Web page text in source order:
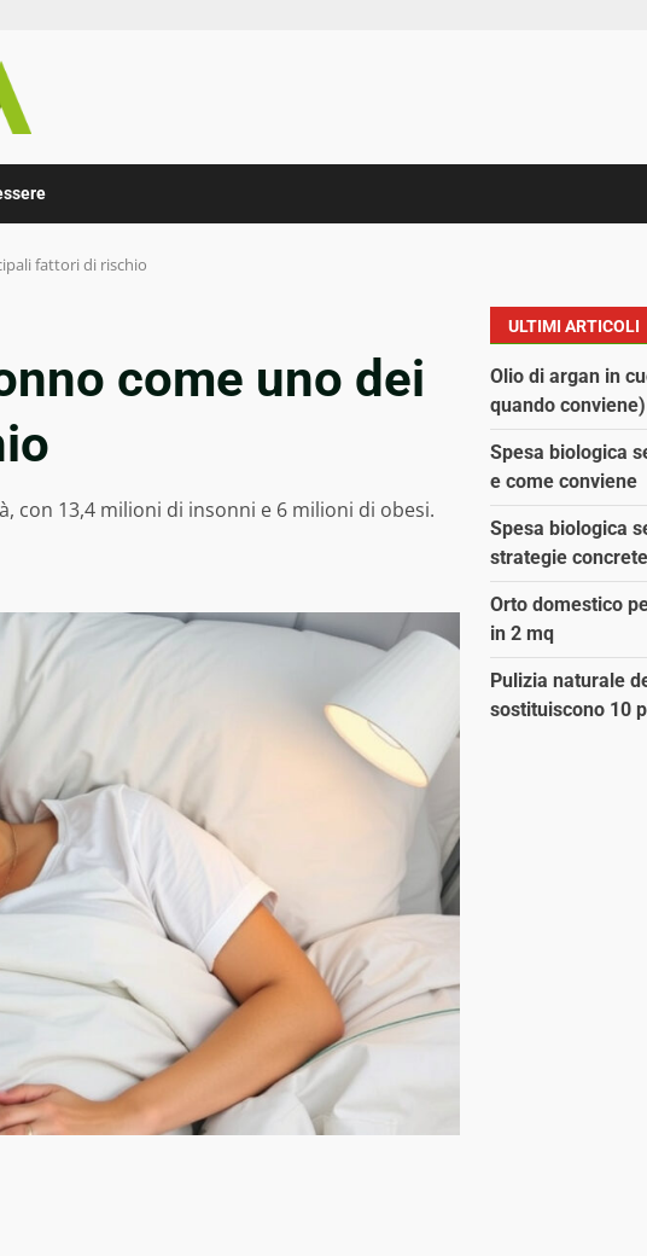
fattori di rischio
come uno dei
con 13,4 milioni di insonni e 6 milioni di obesi.
ULTIMI ARTICOLI
Olio di argan in
quando conviene)
Spesa biologica
e come conviene
Spesa biologica
strategie concrete
Orto domestico
in 2 mq
Pulizia naturale
sostituiscono 10